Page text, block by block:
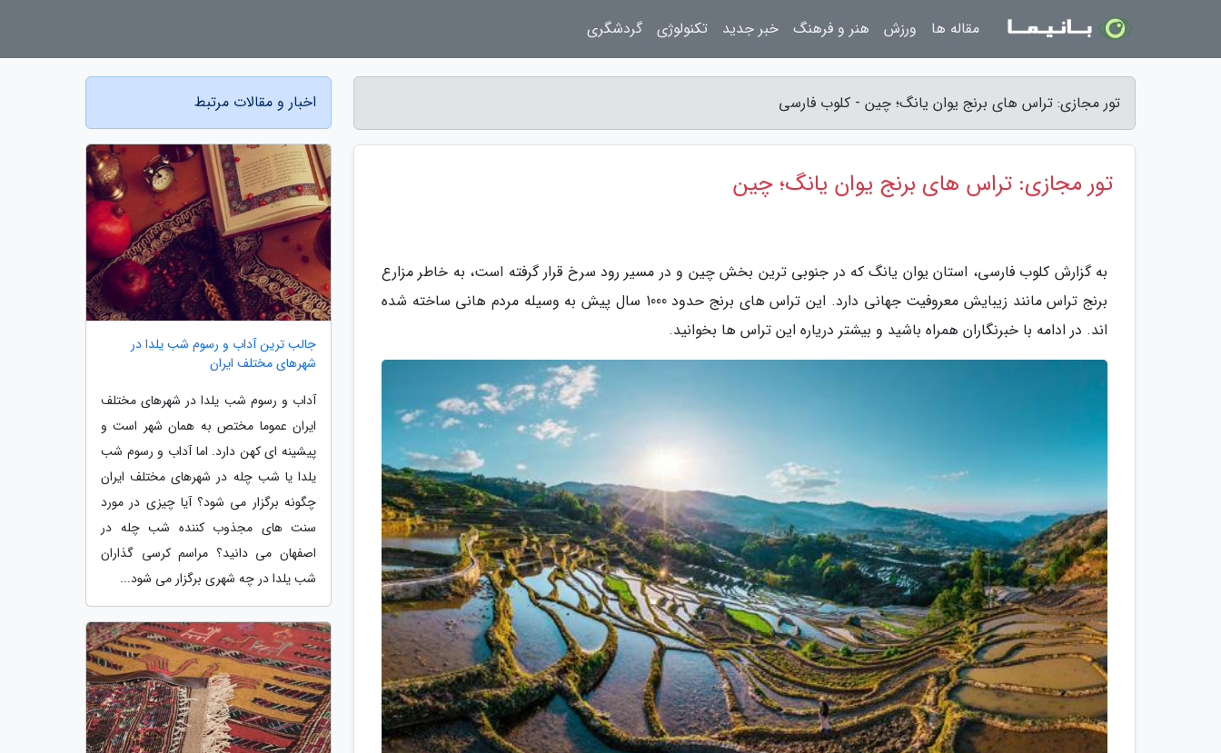
تور مجازی: تراس های برنج یوان یانگ؛ چین - کلوب فارسی
تور مجازی: تراس های برنج یوان یانگ؛ چین
به گزارش کلوب فارسی، استان یوان یانگ که در جنوبی ترین بخش چین و در مسیر رود سرخ قرار گرفته است، به خاطر مزارع
برنج تراس مانند زیبایش معروفیت جهانی دارد. این تراس های برنج حدود 1000 سال پیش به وسیله مردم هانی ساخته شده
اند. در ادامه با خبرنگاران همراه باشید و بیشتر دریاره این تراس ها بخوانید.
اخبار و مقالات مرتبط
جالب ترین آداب و رسوم شب یلدا در
شهرهای مختلف ایران
آداب و رسوم شب یلدا در شهرهای مختلف
ایران عموما مختص به همان شهر است و
پیشینه ای کهن دارد. اما آداب و رسوم شب
یلدا یا شب چله در شهرهای مختلف ایران
چگونه برگزار می شود؟ آیا چیزی در مورد
سنت های مجذوب کننده شب چله در
اصفهان می دانید؟ مراسم کرسی گذاران
شب یلدا در چه شهری برگزار می شود...
مقاله ها ورزش هنر و فرهنگ خبر جدید تکنولوژی گردشگری